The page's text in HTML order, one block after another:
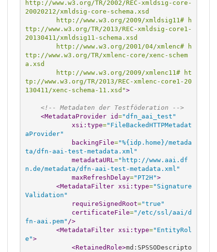
http://www.w3.org/TR/2002/REC-xmldsig-core-
20020212/xmldsig-core-schema.xsd
ttp://www.w3.org/TR/2013/REC-xmldsig-core1-
20130411/xmldsig11-schema.xsd
ttp://www.w3.org/TR/xmlenc-core/xenc-schem
a.xsd
tp://www.w3.org/TR/2013/REC-xmlenc-core1-20
130411/xenc-schema-11.xsd">
<!-- Metadaten der Testföderation -->
<MetadataProvider
id="dfn_aai_test"
xsi:type="FileBackedHTTPMetadat
aProvider"
backingFile="%{idp.home}/metada
ta/dfn-aai-test-metadata.xml"
metadataURL="http://www.aai.df
n.de/metadata/dfn-aai-test-metadata.xml"
maxRefreshDelay="PT2H">
<MetadataFilter xsi:type="Signature
Validation"
requireSignedRoot="true"
certificateFile="/etc/ssl/aai/d
fn-aai.pem" />
<MetadataFilter xsi:type="EntityRol
e">
<RetainedRole>md:SPSSODescripto